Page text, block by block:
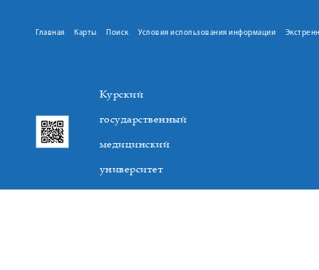
Главная Карты Поиск Условия использования информации
Курский
государственный
медицинский
университет